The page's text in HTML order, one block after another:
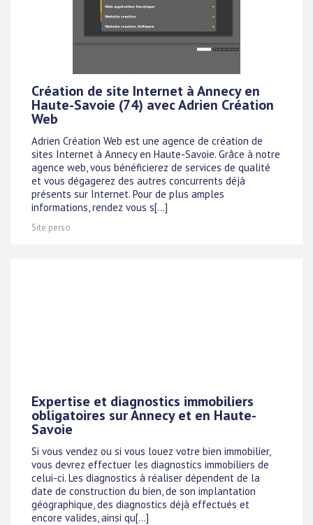
Création de site Internet à Annecy en
Haute-Savoie (74) avec Adrien Création
Web
Adrien Création Web est une agence de création de
sites Internet à Annecy en Haute-Savoie. Grâce à notre
agence web, vous bénéficierez de services de qualité
et vous dégagerez des autres concurrents déjà
présents sur Internet. Pour de plus amples
informations, rendez vous s[...]
Site perso
Expertise et diagnostics immobiliers
obligatoires sur Annecy et en Haute-
Savoie
Si vous vendez ou si vous louez votre bien immobilier,
vous devrez effectuer les diagnostics immobiliers de
celui-ci. Les diagnostics à réaliser dépendent de la
date de construction du bien, de son implantation
géographique, des diagnostics déjà effectués et
encore valides, ainsi qu[...]